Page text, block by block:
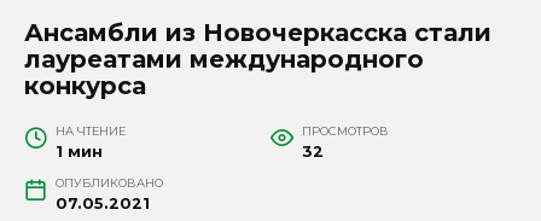
Ансамбли из Новочеркасска стали
лауреатами международного
конкурса
НА ЧТЕНИЕ
1 мин
ПРОСМОТРОВ
32
ОПУБЛИКОВАНО
07.05.2021